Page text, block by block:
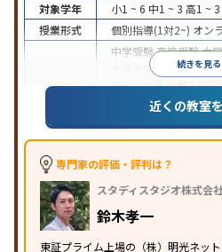
続きを見る
対象学年 小1 ~ 6 中1 ~ 3 高1 ~ 3
授業形式
個別指導(1対2~) オン
中学受験高校受験大
テスト対策
内申点対策
(旧AO)対策推薦入試
私大対策共通テス
対策その他科目別特
特徴
中高一貫校生に対応
の振替可能 不登校生に
を利用オンライン対応
習のみの受講可
り
※2023年3月調査。小学校高学年の個別
近くの教室
専門家の評価・評判は？
スタディスタジオ株式会
鈴木孝一
東証プライム上場の（株）明光ネッ